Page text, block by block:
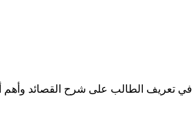
في تعريف الطالب على شرح القصائد وأهم